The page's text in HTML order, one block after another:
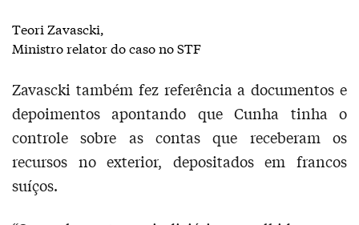
Teori Zavascki,
Ministro relator do caso no STF
Zavascki também fez referência a documentos e
depoimentos apontando que Cunha tinha o
controle sobre as contas que receberam os
recursos no exterior, depositados em francos
suíços.